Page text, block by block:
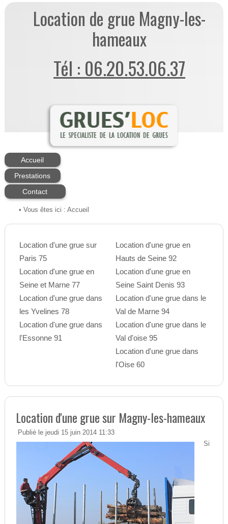
Location de grue Magny-les-
hameaux
Tél : 06.20.53.06.37
Accueil
Prestations
Contact
• Vous êtes ici : Accueil
Location d'une grue sur
Paris 75
Location d'une grue en
Seine et Marne 77
Location d'une grue dans
les Yvelines 78
Location d'une grue dans
l'Essonne 91
Location d'une grue en
Hauts de Seine 92
Location d'une grue en
Seine Saint Denis 93
Location d'une grue dans le
Val de Marne 94
Location d'une grue dans le
Val d'oise 95
Location d'une grue dans
l'Oise 60
Location d'une grue sur Magny-les-hameaux
Publié le jeudi 15 juin 2014 11:33
Si